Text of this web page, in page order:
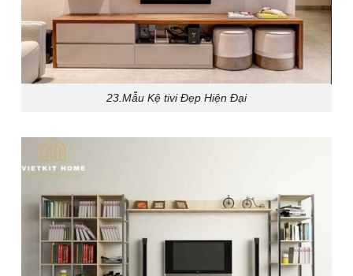
23.Mẫu Kệ tivi Đẹp Hiện Đại